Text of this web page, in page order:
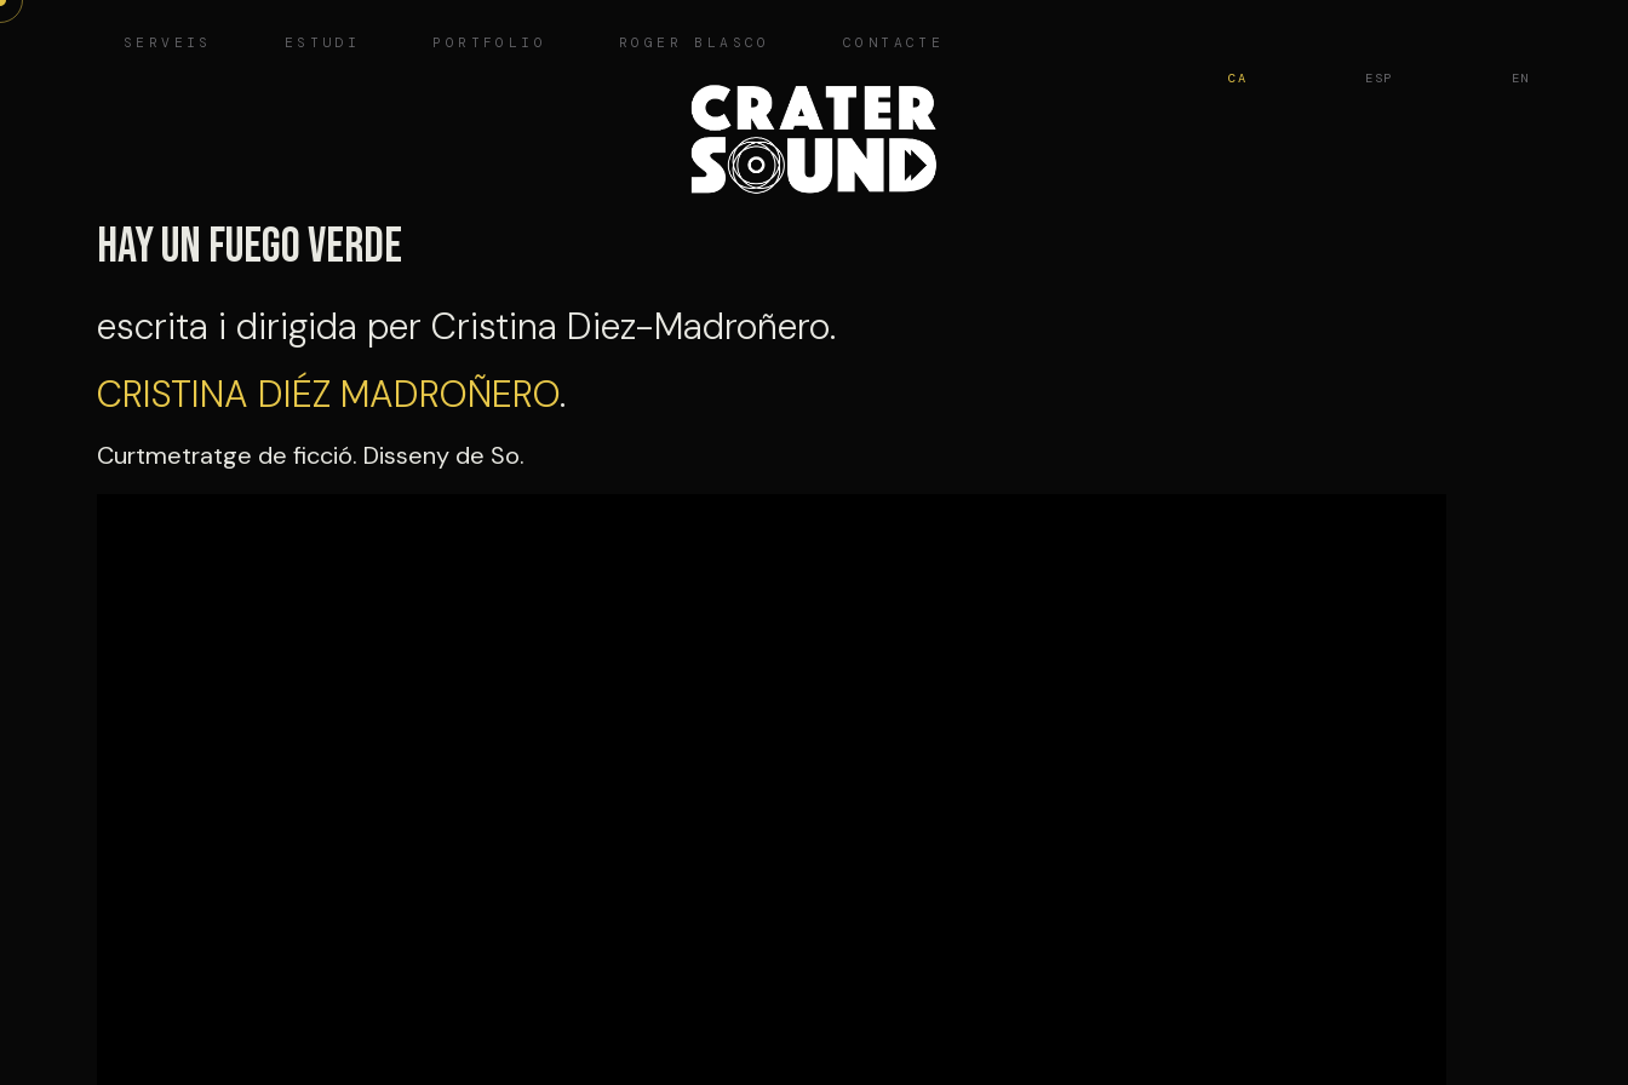
Vés
SERVEIS ESTUDI PORTFOLIO ROGER BLASCO CONTACTE
CA ESP EN
Hay un fuego verde
escrita i dirigida per Cristina Diez-Madroñero.
CRISTINA DIÉZ MADROÑERO.
Curtmetratge de ficció. Disseny de So.